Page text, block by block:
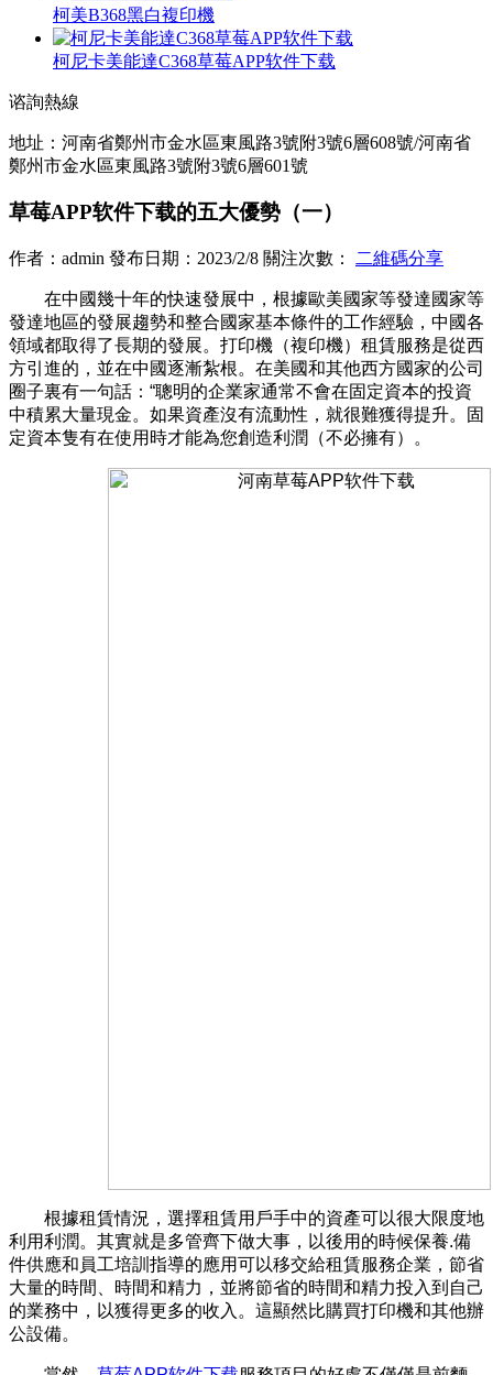
柯美B368黑白複印機
柯尼卡美能達C368草莓APP软件下载
谘詢熱線
地址：河南省鄭州市金水區東風路3號附3號6層608號/河南省
鄭州市金水區東風路3號附3號6層601號
草莓APP软件下载的五大優勢（一）
作者：admin 發布日期：2023/2/8 關注次數： 二維碼分享
在中國幾十年的快速發展中，根據歐美國家等發達國家等
發達地區的發展趨勢和整合國家基本條件的工作經驗，中國各
領域都取得了長期的發展。打印機（複印機）租賃服務是從西
方引進的，並在中國逐漸紮根。在美國和其他西方國家的公司
圈子裏有一句話：“聰明的企業家通常不會在固定資本的投資
中積累大量現金。如果資產沒有流動性，就很難獲得提升。固
定資本隻有在使用時才能為您創造利潤（不必擁有）。
根據租賃情況，選擇租賃用戶手中的資產可以很大限度地
利用利潤。其實就是多管齊下做大事，以後用的時候保養.備
件供應和員工培訓指導的應用可以移交給租賃服務企業，節省
大量的時間、時間和精力，並將節省的時間和精力投入到自己
的業務中，以獲得更多的收入。這顯然比購買打印機和其他辦
公設備。